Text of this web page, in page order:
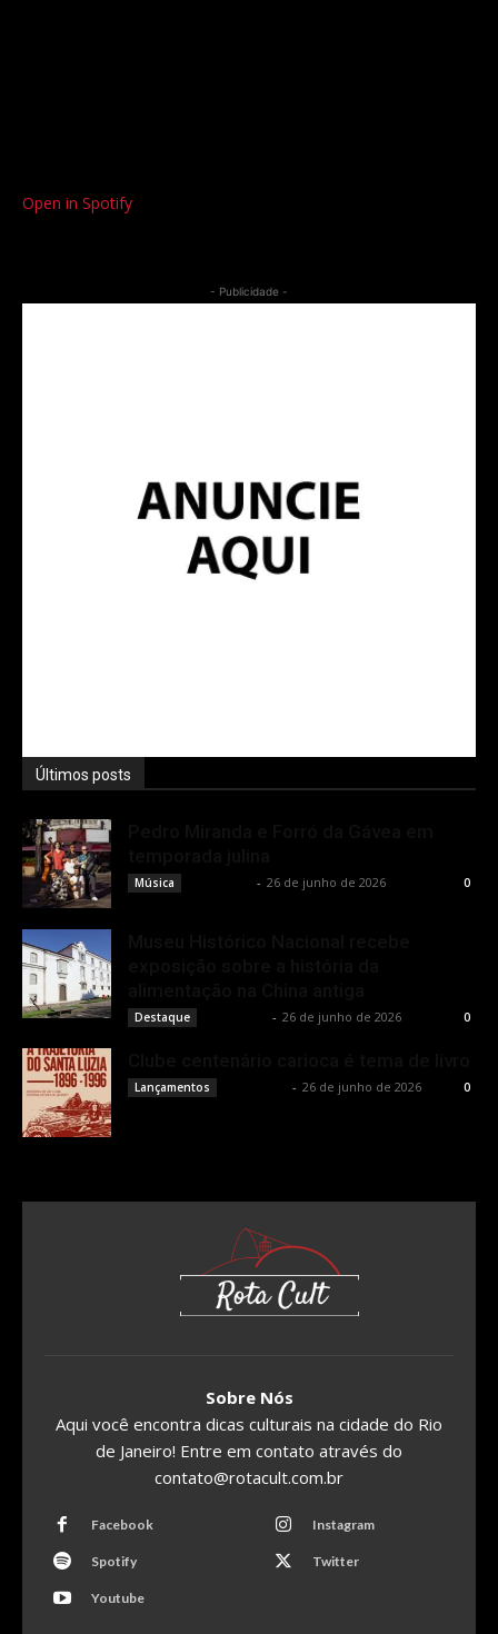
Open in Spotify
- Publicidade -
Últimos posts
Música - 26 de junho de 2026 0
Destaque - 26 de junho de 2026 0
Lançamentos - 26 de junho de 2026 0
Sobre Nós
Aqui você encontra dicas culturais na cidade do Rio
de Janeiro! Entre em contato através do
contato@rotacult.com.br
Facebook Instagram
Spotify Twitter
Youtube